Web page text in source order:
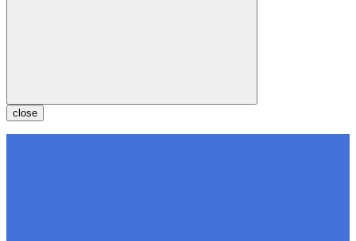
close